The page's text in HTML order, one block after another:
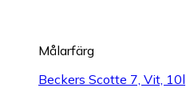
Målarfärg
Beckers Scotte 7, Vit, 10l